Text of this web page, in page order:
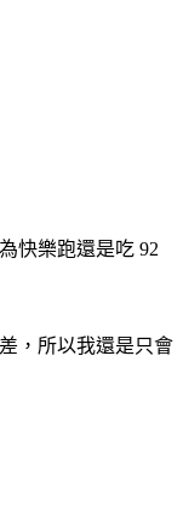
快樂跑還是吃 92
，所以我還是只會